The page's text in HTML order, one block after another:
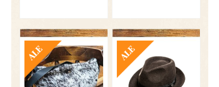
TARJOUS TARJOUS